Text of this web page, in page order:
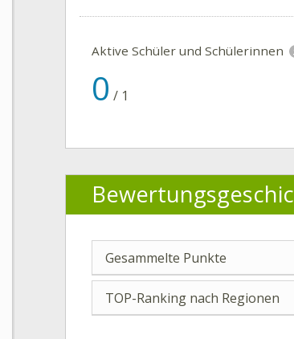
Aktive Schüler und Schülerinnen
0 / 1
Gesammelte Punkte
TOP-Ranking nach Regionen